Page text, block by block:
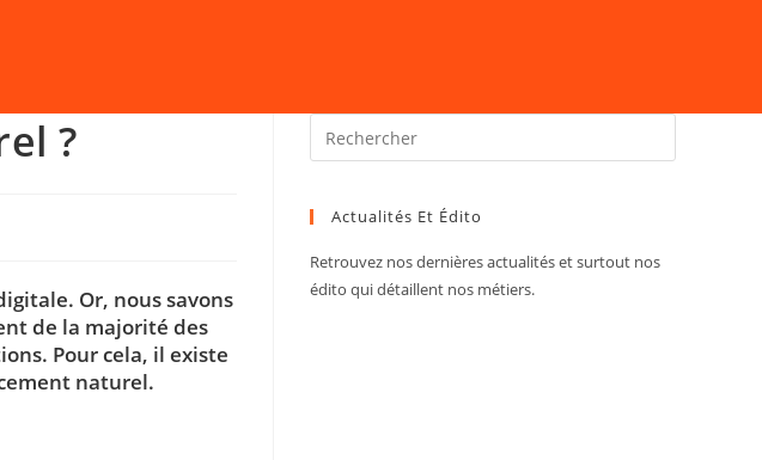
?
Or, nous savons
de la majorité des
Pour cela, il existe
naturel.
Actualités Et Édito
Retrouvez nos dernières actualités et surtout nos
édito qui détaillent nos métiers.